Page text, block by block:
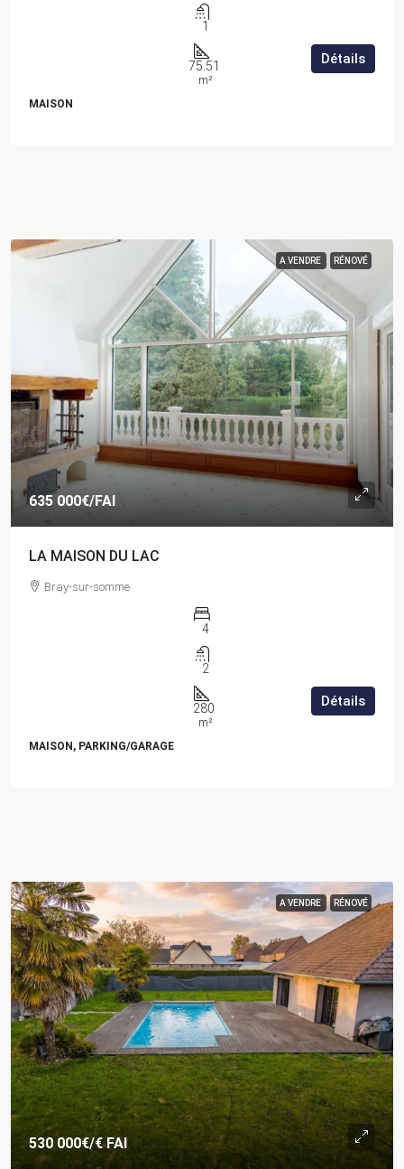
1
75.51
m²
MAISON
Détails
A VENDRE RÉNOVÉ
635 000€/FAI
LA MAISON DU LAC
Bray-sur-somme
4
2
280
m²
MAISON, PARKING/GARAGE
Détails
A VENDRE RÉNOVÉ
530 000€/€ FAI